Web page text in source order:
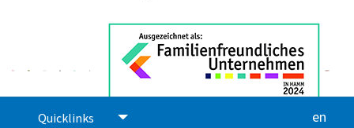
Quicklinks en